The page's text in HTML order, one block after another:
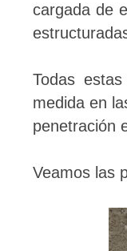
cargada de
Todas
medida en
penetración
Veamos las